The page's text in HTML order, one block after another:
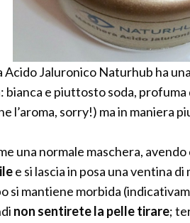
Acido Jaluronico Naturhub ha
bianca e piuttosto soda,
l’aroma, sorry!) ma in maniera
una normale maschera,
e si lascia in posa una ventina
si mantiene morbida
non sentirete la pelle tirare;